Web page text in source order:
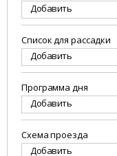
Добавить
Список для рассадки
Добавить
Программа дня
Добавить
Схема проезда
Добавить